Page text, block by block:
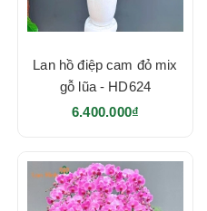
Lan hồ điệp cam đỏ mix
gỗ lũa - HD624
6.400.000₫